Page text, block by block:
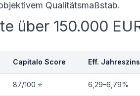
Qualitätsmaßstab.
über 150.000
Capitalo Score Eff. Jahreszins
87/100 ⭐ 6,29–6,79%